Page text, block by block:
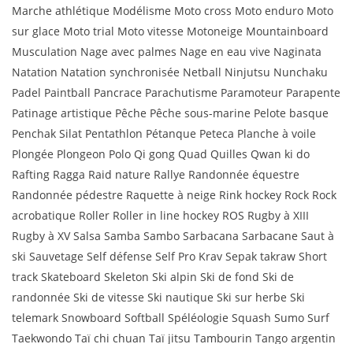
Marche athlétique Modélisme Moto cross Moto enduro Moto
sur glace Moto trial Moto vitesse Motoneige Mountainboard
Musculation Nage avec palmes Nage en eau vive Naginata
Natation Natation synchronisée Netball Ninjutsu Nunchaku
Padel Paintball Pancrace Parachutisme Paramoteur Parapente
Patinage artistique Pêche Pêche sous-marine Pelote basque
Penchak Silat Pentathlon Pétanque Peteca Planche à voile
Plongée Plongeon Polo Qi gong Quad Quilles Qwan ki do
Rafting Ragga Raid nature Rallye Randonnée équestre
Randonnée pédestre Raquette à neige Rink hockey Rock Rock
acrobatique Roller Roller in line hockey ROS Rugby à XIII
Rugby à XV Salsa Samba Sambo Sarbacana Sarbacane Saut à
ski Sauvetage Self défense Self Pro Krav Sepak takraw Short
track Skateboard Skeleton Ski alpin Ski de fond Ski de
randonnée Ski de vitesse Ski nautique Ski sur herbe Ski
telemark Snowboard Softball Spéléologie Squash Sumo Surf
Taekwondo Taï chi chuan Taï jitsu Tambourin Tango argentin